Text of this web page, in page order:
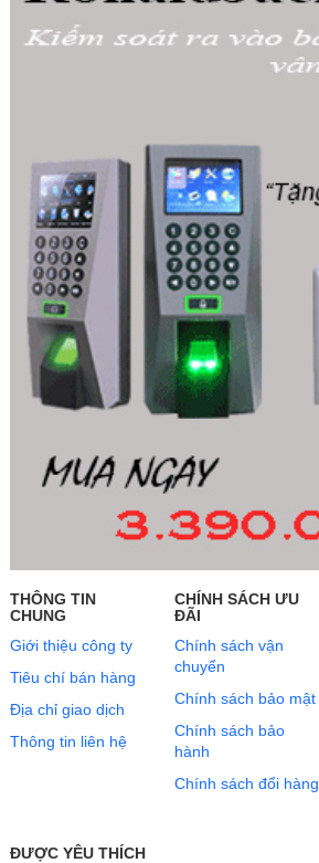
THÔNG TIN
CHUNG
Giới thiệu công ty
Tiêu chí bán hàng
Địa chỉ giao dịch
Thông tin liên hệ
CHÍNH SÁCH ƯU
ĐÃI
Chính sách vận
chuyển
Chính sách bảo mật
Chính sách bảo
hành
Chính sách đổi hàng
ĐƯỢC YÊU THÍCH